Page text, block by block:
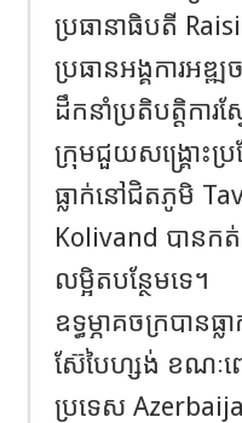
ប្រធានាធិបតី
ប្រធានអង្គការអ
ដឹកនាំប្រតិបត្តិកា
ក្រុមជួយសង្គ្រោះប្រ
ធ្លាក់នៅជិតភូមិ
Kolivand បានកត់
លម្អិតបន្ថែមទេ។
ឧទ្ធម្ភាគចក្របាន
ស៊ែបៃហ្សង់ ខណៈព
ប្រទេស